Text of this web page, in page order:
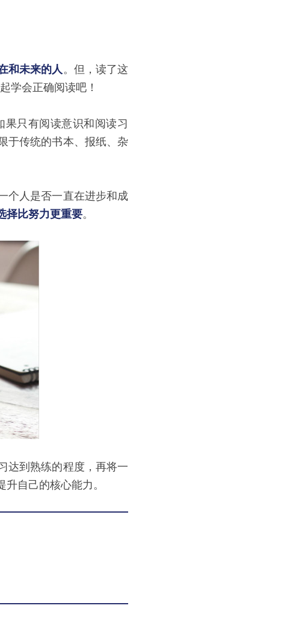
和未来的人。但，读了这
学会正确阅读吧！
只有阅读意识和阅读习
于传统的书本、报纸、杂
个人是否一直在进步和成
择比努力更重要。
达到熟练的程度，再将一
自己的核心能力。